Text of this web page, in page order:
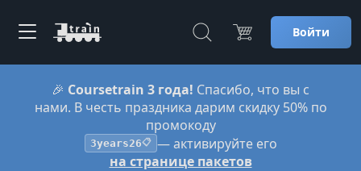
Войти
🎉 Coursetrain 3 года! Спасибо, что вы с
нами. В честь праздника дарим скидку 50% по
промокоду
3years26📋 — активируйте его
на странице пакетов